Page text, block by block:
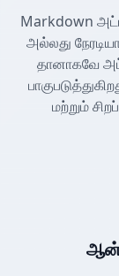
Markdown
அல்லது
தானாகவே
மற்றும்